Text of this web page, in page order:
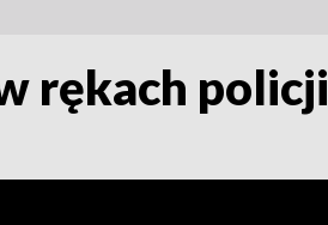
rękach policji